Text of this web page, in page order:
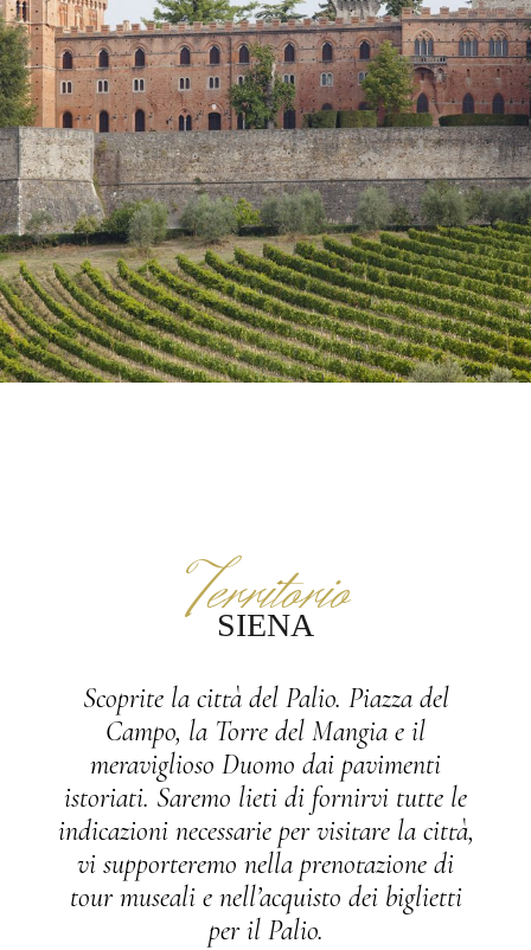
Territorio
SIENA
Scoprite la città del Palio. Piazza del
Campo, la Torre del Mangia e il
meraviglioso Duomo dai pavimenti
istoriati. Saremo lieti di fornirvi tutte le
indicazioni necessarie per visitare la città,
vi supporteremo nella prenotazione di
tour museali e nell’acquisto dei biglietti
per il Palio.